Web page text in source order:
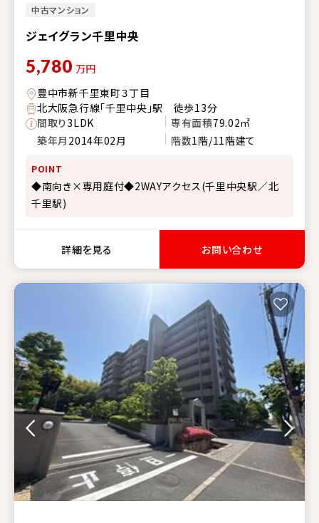
中古マンション
ジェイグラン千里中央
5,780 万円
豊中市新千里東町３丁目
北大阪急行線「千里中央」駅 徒歩13分
間取り3LDK 専有面積79.02㎡
築年月 2014年02月 階数1階/11階建て
POINT
◆南向き×専用庭付◆2WAYアクセス(千里中央駅／北
千里駅)
詳細を見る お問い合わせ